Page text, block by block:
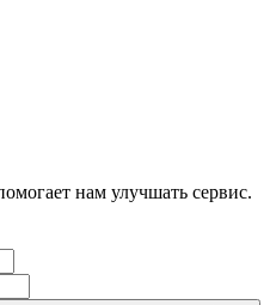
нам улучшать сервис.